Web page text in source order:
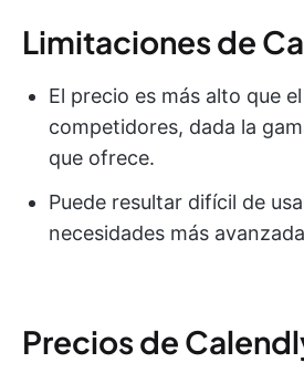
Limitaciones de
El precio es más alto que
competidores, dada la
que ofrece.
Puede resultar difícil de
necesidades más
Precios de